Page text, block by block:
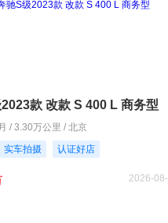
款 改款 S 400 L 商务型
/ 3.30万公里 / 北京
实车拍摄 认证好店
2026-